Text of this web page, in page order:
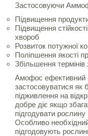
Застосовуючи
Підвищення
Підвищення
хвороб
Розвиток потужної
Поліпшення якості
Збільшення термінів
Амофос ефективний
застосовуватися як
підживлення на
добре діє якщо
підгодувати рослину
Особливо
підгодовують